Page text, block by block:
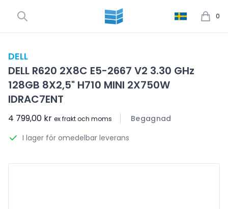
0
DELL
DELL R620 2X8C E5-2667 V2 3.30 GHz
128GB 8X2,5" H710 MINI 2X750W
IDRAC7ENT
4 799,00 kr ex frakt och moms
Begagnad
I lager för omedelbar leverans